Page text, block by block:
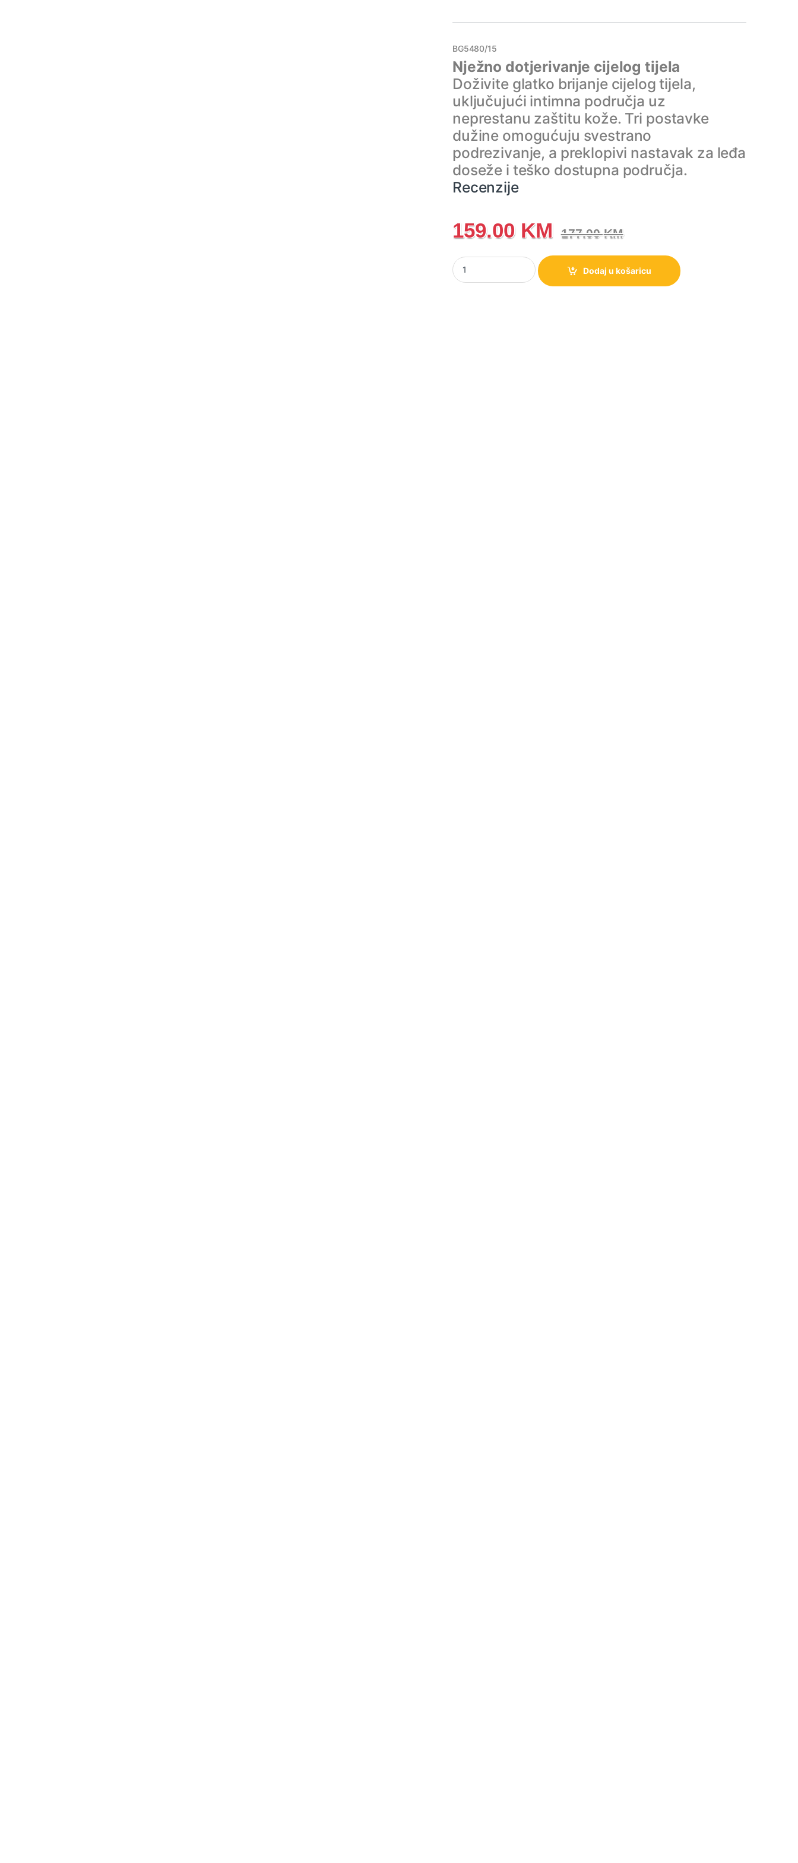
BG5480/15
Nježno dotjerivanje cijelog tijela
Doživite glatko brijanje cijelog tijela,
uključujući intimna područja uz
neprestanu zaštitu kože. Tri postavke
dužine omogućuju svestrano
podrezivanje, a preklopivi nastavak za leđa
doseže i teško dostupna područja.
Recenzije
159.00 KM 177.00KM
BG5480/15 Philips Body Groomer 5000 Series Aparat za brijanje s trostrukom
Dodaj u košaricu